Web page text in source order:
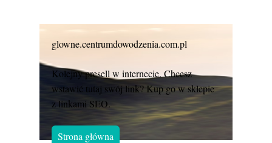
glowne.centrumdowodzenia.com.pl
Kolejny presell w internecie. Chcesz
wstawić tutaj swój link? Kup go w sklepie
z linkami SEO.
Strona główna